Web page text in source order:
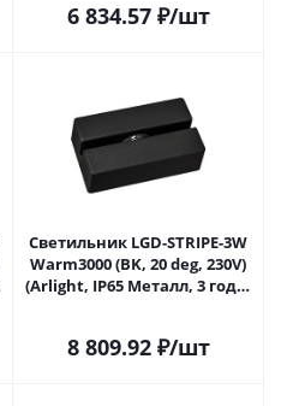
6 834.57₽/шт
Светильник LGD-STRIPE-3W
Warm3000 (BK, 20 deg, 230V)
(Arlight, IP65 Металл, 3 года)
8 809.92₽/шт